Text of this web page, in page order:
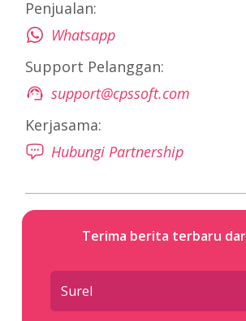
Penjualan:
Whatsapp
Support Pelanggan:
support@cpssoft.com
Kerjasama:
Hubungi Partnership
Terima berita terbaru